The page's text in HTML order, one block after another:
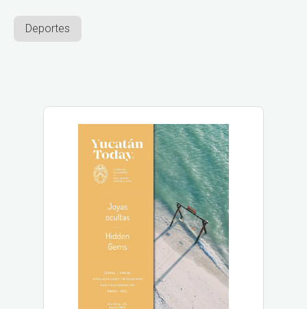
Deportes